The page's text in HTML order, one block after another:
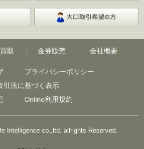
取 金券販売 会社概要
プライバシーポリシー
引法に基づく表示
Online利用規約
Intelligence co.,ltd. allrights Reserved.